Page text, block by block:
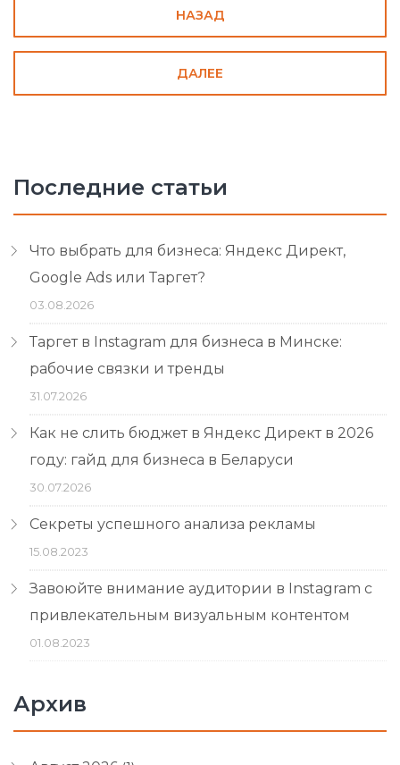
НАЗАД
ДАЛЕЕ
Последние статьи
Что выбрать для бизнеса: Яндекс Директ,
Google Ads или Таргет?
03.08.2026
Таргет в Instagram для бизнеса в Минске:
рабочие связки и тренды
31.07.2026
Как не слить бюджет в Яндекс Директ в 2026
году: гайд для бизнеса в Беларуси
30.07.2026
Секреты успешного анализа рекламы
15.08.2023
Завоюйте внимание аудитории в Instagram с
привлекательным визуальным контентом
01.08.2023
Архив